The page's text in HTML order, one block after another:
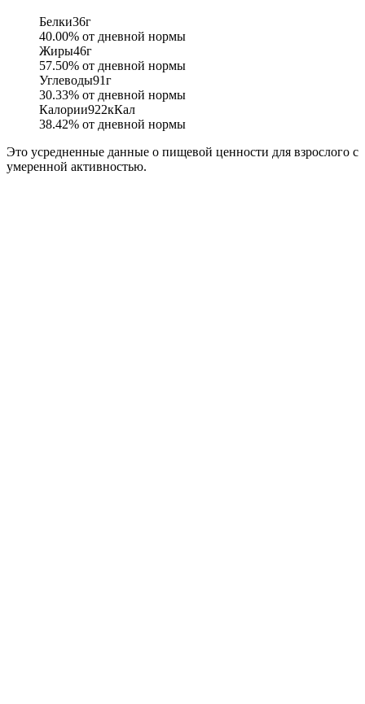
Белки36г
40.00% от дневной нормы
Жиры46г
57.50% от дневной нормы
Углеводы91г
30.33% от дневной нормы
Калории922кКал
38.42% от дневной нормы
Это усредненные данные о пищевой ценности для взрослого с
умеренной активностью.